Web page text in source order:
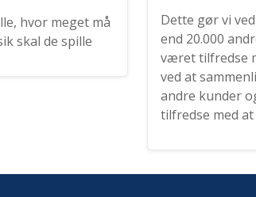
hvor meget må
skal de spille
Dette gør vi
end 20.000
været tilfredse
ved at
andre kunder
tilfredse med